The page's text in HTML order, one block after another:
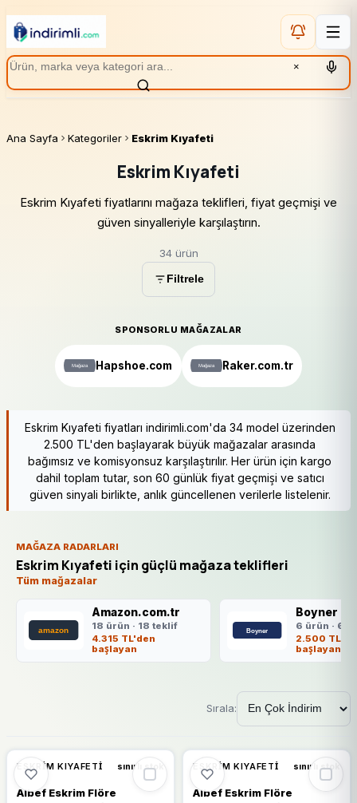
×
Ana Sayfa Kategoriler Eskrim Kıyafeti
Eskrim Kıyafeti
Eskrim Kıyafeti fiyatlarını mağaza teklifleri, fiyat geçmişi ve
güven sinyalleriyle karşılaştırın.
34 ürün
Filtrele
SPONSORLU MAĞAZALAR
Hapshoe.com Raker.com.tr
Eskrim Kıyafeti fiyatları indirimli.com'da 34 model üzerinden
2.500 TL'den başlayarak büyük mağazalar arasında
bağımsız ve komisyonsuz karşılaştırılır. Her ürün için kargo
dahil toplam tutar, son 60 günlük fiyat geçmişi ve satıcı
güven sinyali birlikte, anlık güncellenen verilerle listelenir.
MAĞAZA RADARLARI
Eskrim Kıyafeti için güçlü mağaza teklifleri
Tüm mağazalar
Amazon.com.tr
18 ürün · 18 teklif
4.315 TL'den
başlayan
Boyner
6 ürün · 6
2.500
başlayan
Sırala:
ESKRIM KIYAFETI sınırlı stok
Albef Eskrim Flöre
ESKRIM KIYAFETI sınırlı stok
Albef Eskrim Flöre